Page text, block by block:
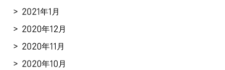
2021年1月
2020年12月
2020年11月
2020年10月